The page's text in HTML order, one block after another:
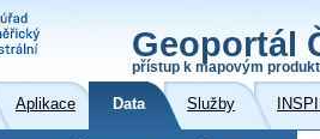
Geoportál
přístup k mapovým
Aplikace Data Služby